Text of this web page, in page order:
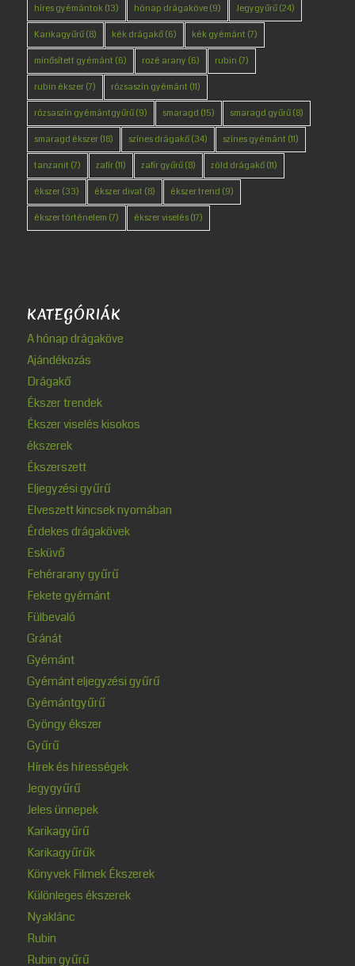
híres gyémántok(13) hónap drágaköve(9) Jegygyűrű(24)
Karikagyűrű(8) kék drágakő(6) kék gyémánt (7)
minősített gyémánt (6) rozé arany (6) rubin (7)
rubin ékszer(7) rózsaszín gyémánt (11)
rózsaszín gyémántgyűrű(9) smaragd (15) smaragd gyűrű(8)
smaragd ékszer(18) színes drágakő(34) színes gyémánt (11)
tanzanit (7) zafír(11) zafír gyűrű(8) zöld drágakő(11)
ékszer(33) ékszer divat (8) ékszer trend (9)
ékszer történelem (7) ékszer viselés(17)
KATEGÓRIÁK
A hónap drágaköve
Ajándékozás
Drágakő
Ékszer trendek
Ékszer viselés kisokos
ékszerek
Ékszerszett
Eljegyzési gyűrű
Elveszett kincsek nyomában
Érdekes drágakövek
Esküvő
Fehérarany gyűrű
Fekete gyémánt
Fülbevaló
Gránát
Gyémánt
Gyémánt eljegyzési gyűrű
Gyémántgyűrű
Gyöngy ékszer
Gyűrű
Hírek és hírességek
Jegygyűrű
Jeles ünnepek
Karikagyűrű
Karikagyűrűk
Könyvek Filmek Ékszerek
Különleges ékszerek
Nyaklánc
Rubin
Rubin gyűrű